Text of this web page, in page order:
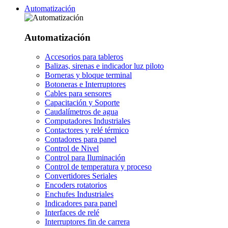
Automatización
Automatización
Accesorios para tableros
Balizas, sirenas e indicador luz piloto
Borneras y bloque terminal
Botoneras e Interruptores
Cables para sensores
Capacitación y Soporte
Caudalímetros de agua
Computadores Industriales
Contactores y relé térmico
Contadores para panel
Control de Nivel
Control para Iluminación
Control de temperatura y proceso
Convertidores Seriales
Encoders rotatorios
Enchufes Industriales
Indicadores para panel
Interfaces de relé
Interruptores fin de carrera